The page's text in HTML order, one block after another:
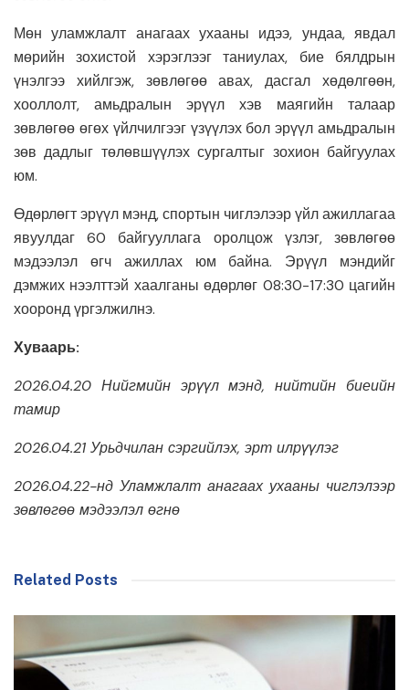
Мөн уламжлалт анагаах ухааны идээ, ундаа, явдал
мөрийн зохистой хэрэглээг таниулах, бие бялдрын
үнэлгээ хийлгэж, зөвлөгөө авах, дасгал хөдөлгөөн,
хооллолт, амьдралын эрүүл хэв маягийн талаар
зөвлөгөө өгөх үйлчилгээг үзүүлэх бол эрүүл амьдралын
зөв дадлыг төлөвшүүлэх сургалтыг зохион байгуулах
юм.
Өдөрлөгт эрүүл мэнд, спортын чиглэлээр үйл ажиллагаа
явуулдаг 60 байгууллага оролцож үзлэг, зөвлөгөө
мэдээлэл өгч ажиллах юм байна. Эрүүл мэндийг
дэмжих нээлттэй хаалганы өдөрлөг 08:30-17:30 цагийн
хооронд үргэлжилнэ.
Хуваарь:
2026.04.20 Нийгмийн эрүүл мэнд, нийтийн биеийн
тамир
2026.04.21 Урьдчилан сэргийлэх, эрт илрүүлэг
2026.04.22-нд Уламжлалт анагаах ухааны чиглэлээр
зөвлөгөө мэдээлэл өгнө
Related Posts